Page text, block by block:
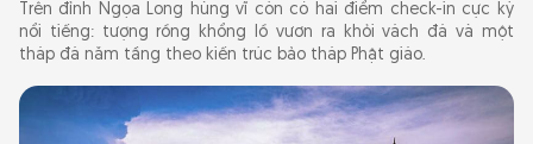
Trên đỉnh Ngọa Long hùng vĩ còn có hai điểm check-in cực kỳ
nổi tiếng: tượng rồng khổng lồ vươn ra khỏi vách đá và một
tháp đá năm tầng theo kiến trúc bảo tháp Phật giáo.